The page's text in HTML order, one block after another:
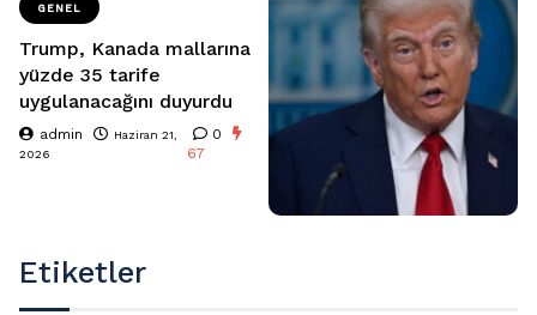
GENEL
Trump, Kanada mallarına
yüzde 35 tarife
uygulanacağını duyurdu
admin
Haziran 21,
2026
0
67
Etiketler